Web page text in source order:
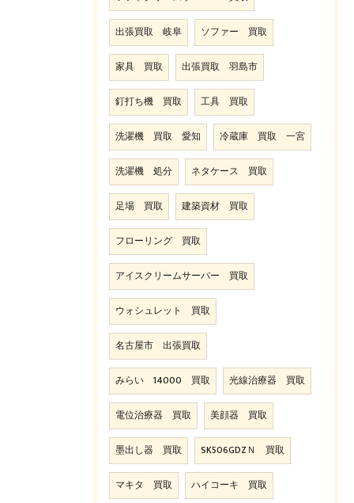
出張買取 岐阜 ソファー 買取
家具 買取 出張買取 羽島市
釘打ち機 買取 工具 買取
洗濯機 買取 愛知 冷蔵庫 買取 一宮
洗濯機 処分 ネタケース 買取
足場 買取 建築資材 買取
フローリング 買取
アイスクリームサーバー 買取
ウォシュレット 買取
名古屋市 出張買取
みらい 14000 買取 光線治療器 買取
電位治療器 買取 美顔器 買取
墨出し器 買取 SK506GDZＮ 買取
マキタ 買取 ハイコーキ 買取